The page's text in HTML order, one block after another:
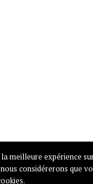
Copyright © 2026.
meilleure expérience
considérerons que